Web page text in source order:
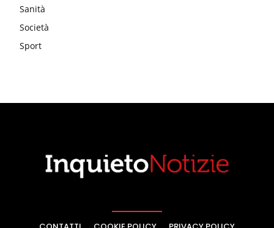
Sanità
Società
Sport